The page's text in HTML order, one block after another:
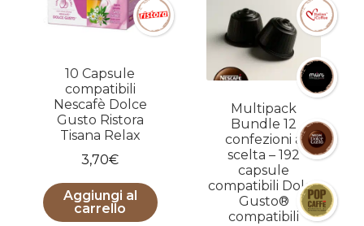
10 Capsule
compatibili
Nescafè Dolce
Gusto Ristora
Tisana Relax
3,70€
Aggiungi al
carrello
Multipack
Bundle 12
confezioni a
scelta – 192
capsule
compatibili Dolce
Gusto®
compatibili